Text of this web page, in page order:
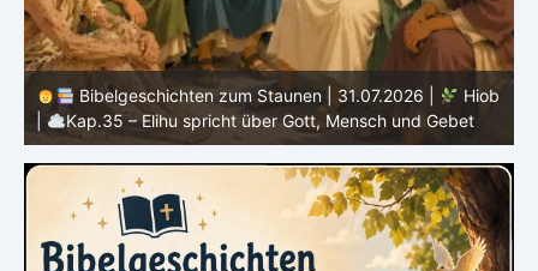
Bibelgeschichten zum Staunen | 30.07.2026 |
Hiob |
Kap.34 – Elihu spricht über Gottes Gerechtigkeit